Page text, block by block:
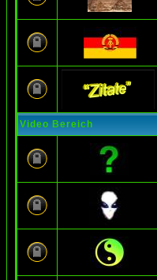
Video Bereich